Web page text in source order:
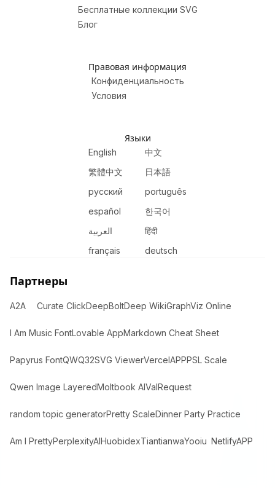
Бесплатные коллекции SVG
Блог
Правовая информация
Конфиденциальность
Условия
Языки
English
中文
繁體中文
日本語
русский
português
español
한국어
العربية
हिंदी
français
deutsch
Партнеры
A2A Curate ClickDeepBoltDeep WikiGraphViz Online
I Am Music FontLovable AppMarkdown Cheat Sheet
Papyrus FontQWQ32SVG ViewerVercelAPPPSL Scale
Qwen Image LayeredMoltbook AIValRequest
random topic generatorPretty ScaleDinner Party Practice
Am I PrettyPerplexityAIHuobidexTiantianwaYooiu NetlifyAPP